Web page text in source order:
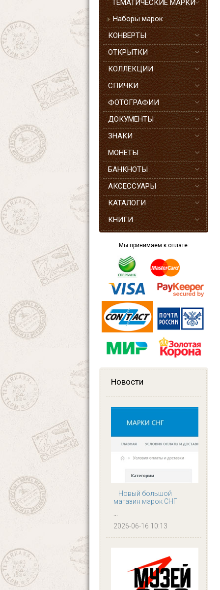
ТЕМАТИЧЕСКИЕ МАРКИ
Наборы марок
КОНВЕРТЫ
ОТКРЫТКИ
КОЛЛЕКЦИИ
СПИЧКИ
ФОТОГРАФИИ
ДОКУМЕНТЫ
ЗНАКИ
МОНЕТЫ
БАНКНОТЫ
АКСЕССУАРЫ
КАТАЛОГИ
КНИГИ
Мы принимаем к оплате:
Новости
Новый большой
магазин марок СНГ
...
2026-06-16 10:13